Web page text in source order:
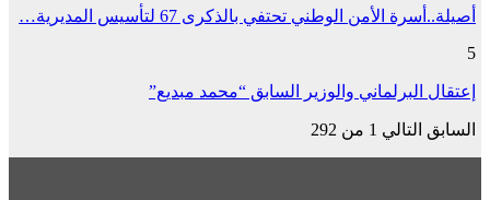
أصيلة..أسرة الأمن الوطني تحتفي بالذكرى 67 لتأسيس المديرية…
5
إعتقال البرلماني والوزير السابق “محمد مبديع”
السابق التالي 1 من 292